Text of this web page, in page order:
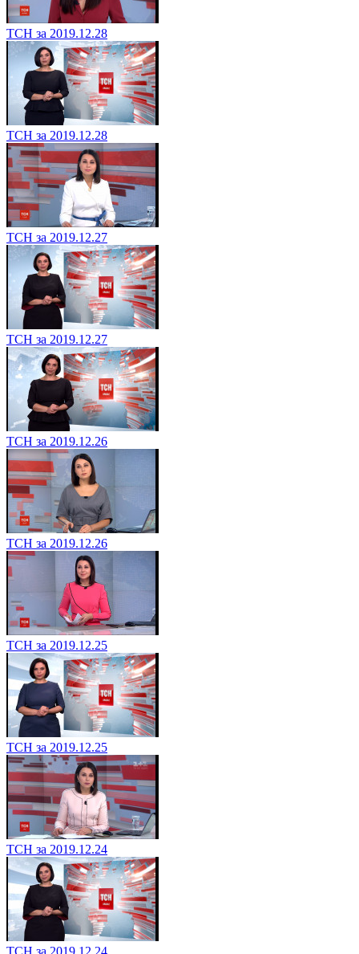
ТСН за 2019.12.28
ТСН за 2019.12.28
ТСН за 2019.12.27
ТСН за 2019.12.27
ТСН за 2019.12.26
ТСН за 2019.12.26
ТСН за 2019.12.25
ТСН за 2019.12.25
ТСН за 2019.12.24
ТСН за 2019.12.24